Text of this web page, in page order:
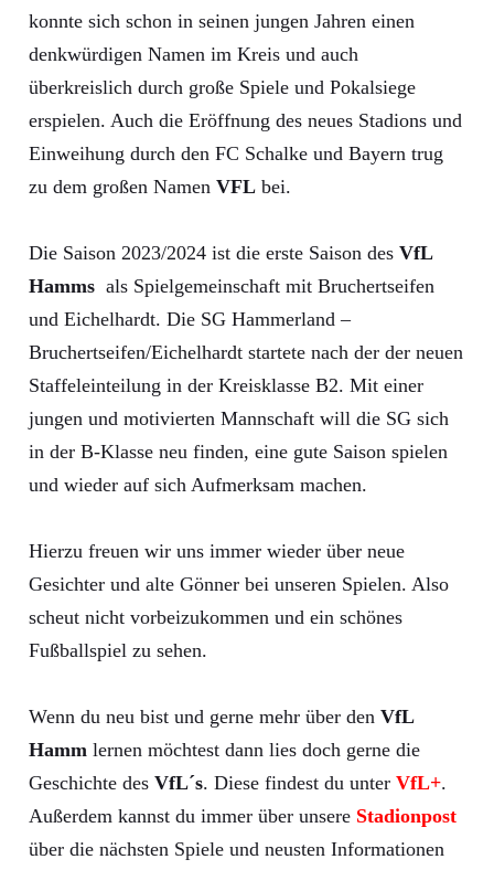
konnte sich schon in seinen jungen Jahren einen
denkwürdigen Namen im Kreis und auch
überkreislich durch große Spiele und Pokalsiege
erspielen. Auch die Eröffnung des neues Stadions und
Einweihung durch den FC Schalke und Bayern trug
zu dem großen Namen VFL bei.
Die Saison 2023/2024 ist die erste Saison des VfL
Hamms als Spielgemeinschaft mit Bruchertseifen
und Eichelhardt. Die SG Hammerland –
Bruchertseifen/Eichelhardt startete nach der der neuen
Staffeleinteilung in der Kreisklasse B2. Mit einer
jungen und motivierten Mannschaft will die SG sich
in der B-Klasse neu finden, eine gute Saison spielen
und wieder auf sich Aufmerksam machen.
Hierzu freuen wir uns immer wieder über neue
Gesichter und alte Gönner bei unseren Spielen. Also
scheut nicht vorbeizukommen und ein schönes
Fußballspiel zu sehen.
Wenn du neu bist und gerne mehr über den VfL
Hamm lernen möchtest dann lies doch gerne die
Geschichte des VfL´s. Diese findest du unter VfL+.
Außerdem kannst du immer über unsere Stadionpost
über die nächsten Spiele und neusten Informationen